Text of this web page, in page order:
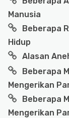
Manusia
Beberapa
Hidup
Alasan
Beberapa
Mengerikan
Beberapa
Mengerikan